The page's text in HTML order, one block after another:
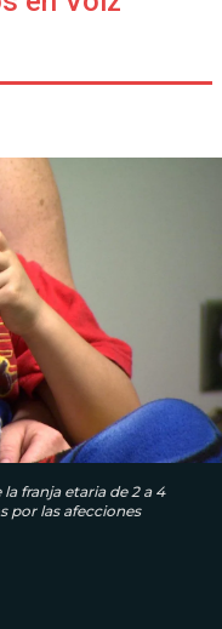
franja etaria de 2 a 4
por las afecciones